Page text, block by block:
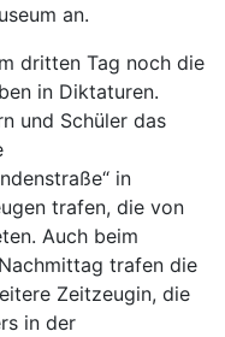
an.
dritten Tag noch die
in Diktaturen.
und Schüler das
in
trafen, die von
Auch beim
trafen die
Zeitzeugin, die
in der